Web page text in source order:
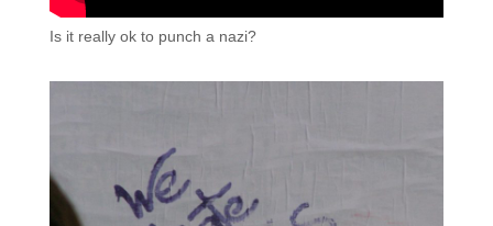
Is it really ok to punch a nazi?